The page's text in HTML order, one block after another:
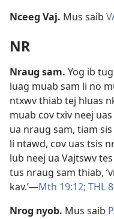
Nceeg Vaj. Mus saib
NR
Nraug sam. Yog ib
luag muab sam li no
ntxwv thiab tej hluas
muab cov txiv neej
ua nraug sam, tiam
li ntawd, cov uas tsis
lub neej ua Vajtswv
tus nraug sam thiab,
kav.’​—Mth 19:12; THL
Nrog nyob. Mus saib